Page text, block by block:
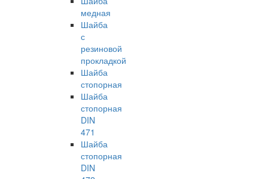
медная
Шайба
с
резиновой
прокладкой
Шайба
стопорная
Шайба
стопорная
DIN
471
Шайба
стопорная
DIN